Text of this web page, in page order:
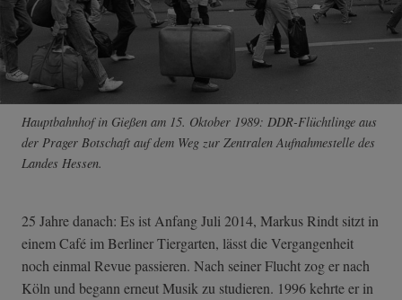
Hauptbahnhof in Gießen am 15. Oktober 1989: DDR-Flüchtlinge aus
der Prager Botschaft auf dem Weg zur Zentralen Aufnahmestelle des
Landes Hessen.
25 Jahre danach: Es ist Anfang Juli 2014, Markus Rindt sitzt in
einem Café im Berliner Tiergarten, lässt die Vergangenheit
noch einmal Revue passieren. Nach seiner Flucht zog er nach
Köln und begann erneut Musik zu studieren. 1996 kehrte er in